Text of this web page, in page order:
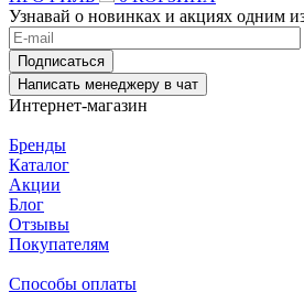
Узнавай о новинках и акциях одним
Подписаться
Написать менеджеру в чат
Интернет-магазин
Бренды
Каталог
Акции
Блог
Отзывы
Покупателям
Способы оплаты